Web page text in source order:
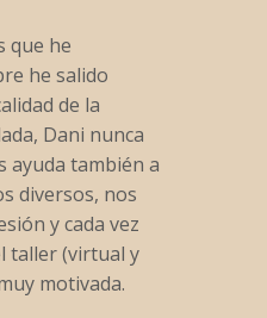
que he
he salido
de la
Dani nunca
ayuda también a
diversos, nos
y cada vez
taller (virtual y
motivada.